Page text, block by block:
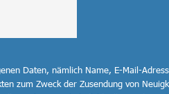
Daten, nämlich Name, E-Mail-
zum Zweck der Zusendung von